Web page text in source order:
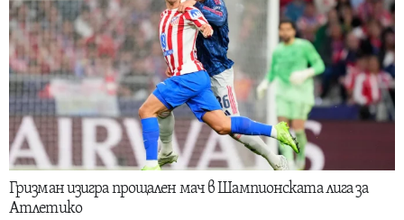
Гризман изигра прощален мач в Шампионската лига за
Атлетико